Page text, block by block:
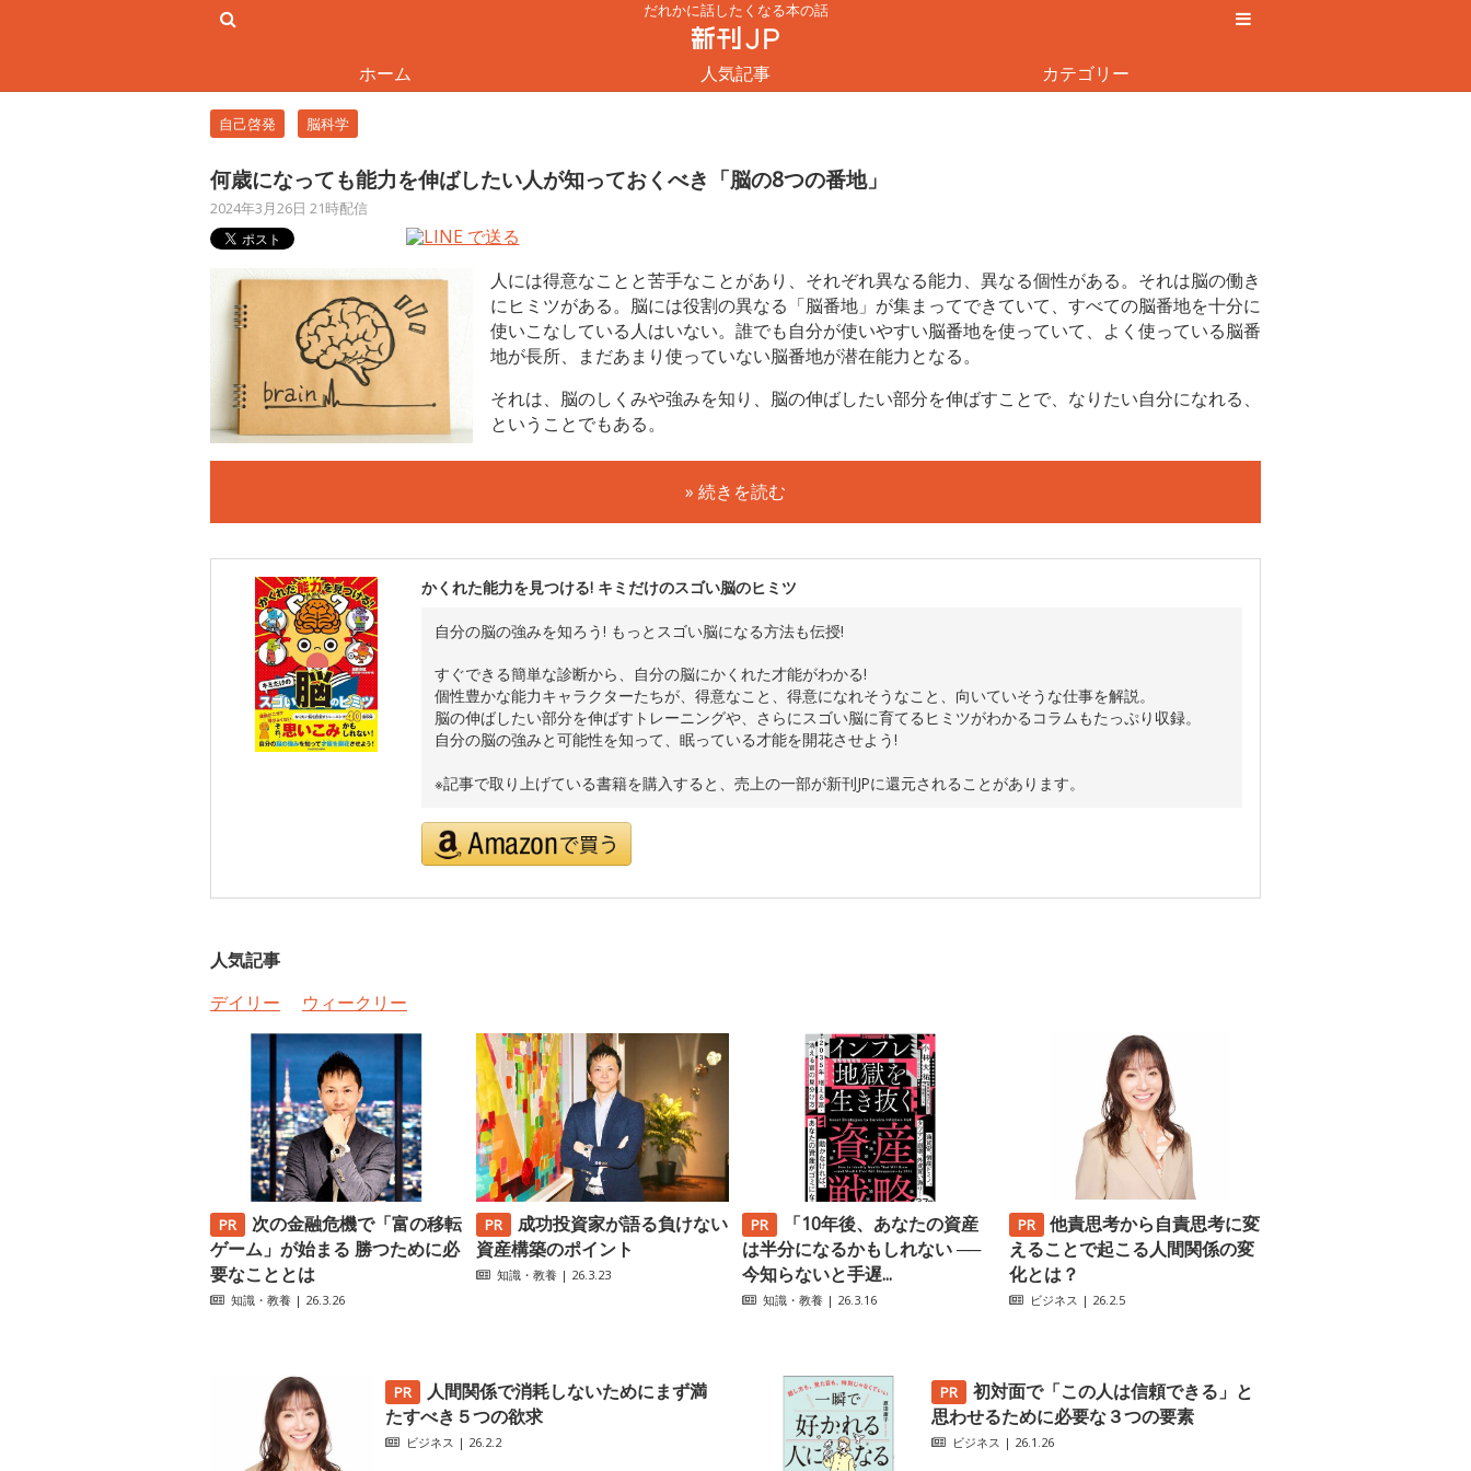
だれかに話したくなる本の話
ホーム 人気記事 カテゴリー
自己啓発 脳科学
何歳になっても能力を伸ばしたい人が知っておくべき「脳の8つの番地」
2024年3月26日 21時配信
人には得意なことと苦手なことがあり、それぞれ異なる能力、異なる個性がある。それは脳の働き
にヒミツがある。脳には役割の異なる「脳番地」が集まってできていて、すべての脳番地を十分に
使いこなしている人はいない。誰でも自分が使いやすい脳番地を使っていて、よく使っている脳番
地が長所、まだあまり使っていない脳番地が潜在能力となる。
それは、脳のしくみや強みを知り、脳の伸ばしたい部分を伸ばすことで、なりたい自分になれる、
ということでもある。
» 続きを読む
かくれた能力を見つける! キミだけのスゴい脳のヒミツ
自分の脳の強みを知ろう! もっとスゴい脳になる方法も伝授!
すぐできる簡単な診断から、自分の脳にかくれた才能がわかる!
個性豊かな能力キャラクターたちが、得意なこと、得意になれそうなこと、向いていそうな仕事を解説。
脳の伸ばしたい部分を伸ばすトレーニングや、さらにスゴい脳に育てるヒミツがわかるコラムもたっぷり収録。
自分の脳の強みと可能性を知って、眠っている才能を開花させよう!
※記事で取り上げている書籍を購入すると、売上の一部が新刊JPに還元されることがあります。
人気記事
デイリー
ウィークリー
次の金融危機で「富の移転
ゲーム」が始まる 勝つために必
要なこととは
知識・教養 | 26.3.26
成功投資家が語る負けない
資産構築のポイント
知識・教養 | 26.3.23
「10年後、あなたの資産
は半分になるかもしれない ──
今知らないと手遅...
知識・教養 | 26.3.16
他責思考から自責思考に変
えることで起こる人間関係の変
化とは？
ビジネス | 26.2.5
人間関係で消耗しないためにまず満
たすべき５つの欲求
ビジネス | 26.2.2
初対面で「この人は信頼できる」と
思わせるために必要な３つの要素
ビジネス | 26.1.26